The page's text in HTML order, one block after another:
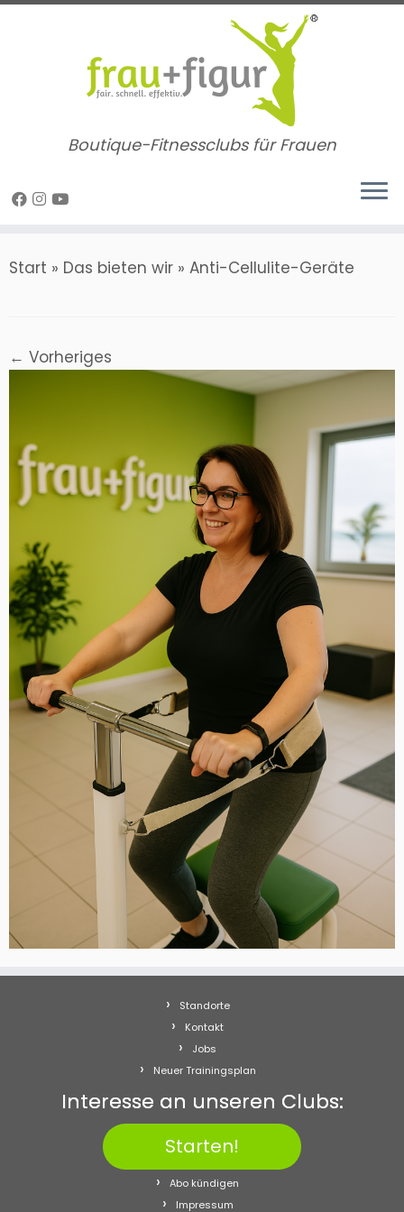
Zum
Boutique-Fitnessclubs für Frauen
Start » Das bieten wir » Anti-Cellulite-Geräte
← Vorheriges
Standorte
Kontakt
Jobs
Neuer Trainingsplan
Interesse an unseren Clubs:
Starten!
Abo kündigen
Impressum